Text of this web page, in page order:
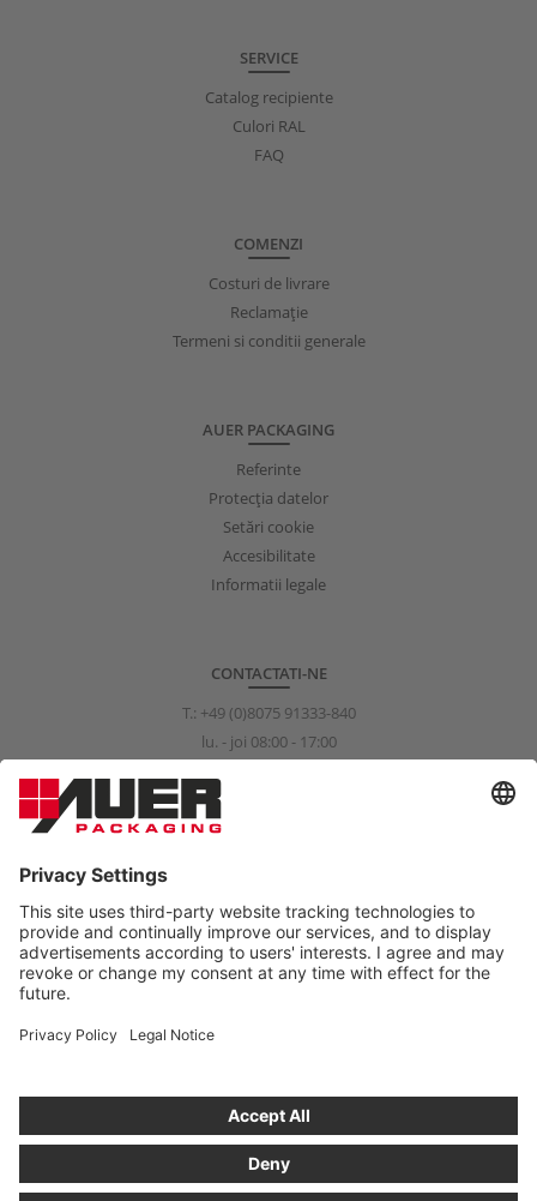
SERVICE
Catalog recipiente
Culori RAL
FAQ
COMENZI
Costuri de livrare
Reclamație
Termeni si conditii generale
AUER PACKAGING
Referinte
Protecţia datelor
Setări cookie
Accesibilitate
Informatii legale
CONTACTATI-NE
T.: +49 (0)8075 91333-840
lu. - joi 08:00 - 17:00
info@auer-packaging.com
CLIENT PERSOANĂ FIZICĂ?
Momentan efectuaţi cumpărături în calitate de client persoană
juridică În magazinul destinat clienţilor persoane fizice, toate
preţurile sunt exprimate cu TVA şi este valabil dreptul de